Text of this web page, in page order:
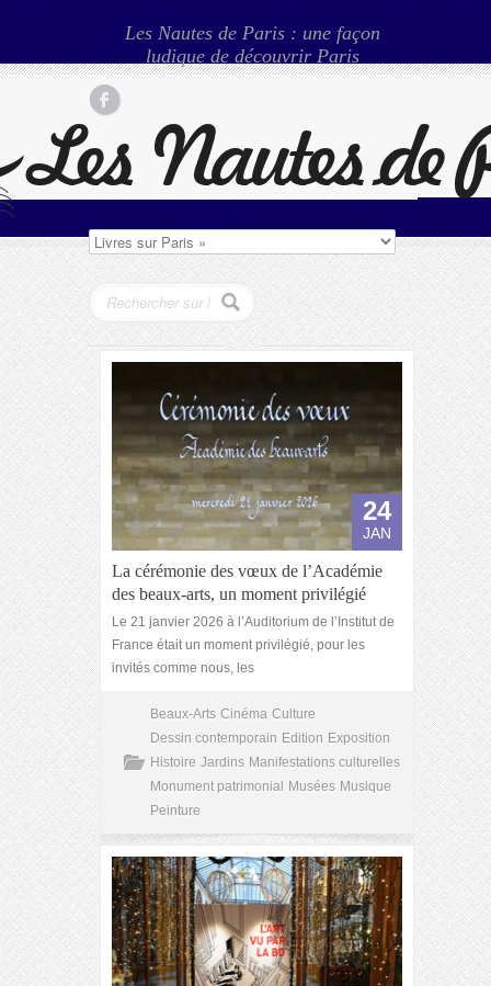
Les Nautes de Paris : une façon
ludique de découvrir Paris
24
JAN
La cérémonie des vœux de l’Académie
des beaux-arts, un moment privilégié
Le 21 janvier 2026 à l’Auditorium de l’Institut de
France était un moment privilégié, pour les
invités comme nous, les
Beaux-Arts Cinéma Culture
Dessin contemporain Edition Exposition
Histoire Jardins Manifestations culturelles
Monument patrimonial
Musées Musique
Peinture